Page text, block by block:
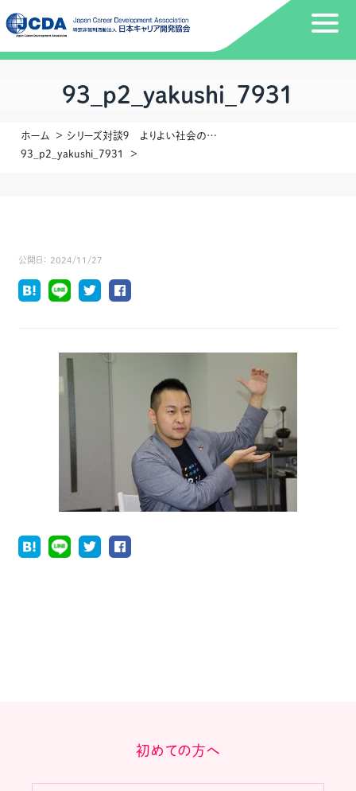
93_p2_yakushi_7931
ホーム
シリーズ対談９ よりよい社会のデザインに向けてゲスト：認定特定非営利活動法人ReBit 代表理事 藥師 実芳 さん
93_p2_yakushi_7931
公開日： 2024/11/27
初めての方へ